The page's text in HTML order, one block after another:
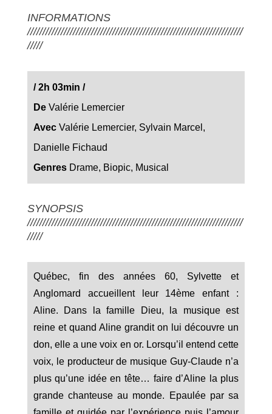
INFORMATIONS
///////////////////////////////////////////////////////////////////////
/////
/2h 03min /
DeValérie Lemercier
AvecValérie Lemercier, Sylvain Marcel,
Danielle Fichaud
GenresDrame, Biopic, Musical
SYNOPSIS
///////////////////////////////////////////////////////////////////////
/////
Québec, fin des années 60, Sylvette et
Anglomard accueillent leur 14ème enfant :
Aline. Dans la famille Dieu, la musique est
reine et quand Aline grandit on lui découvre un
don, elle a une voix en or. Lorsqu’il entend cette
voix, le producteur de musique Guy-Claude n’a
plus qu’une idée en tête… faire d’Aline la plus
grande chanteuse au monde. Epaulée par sa